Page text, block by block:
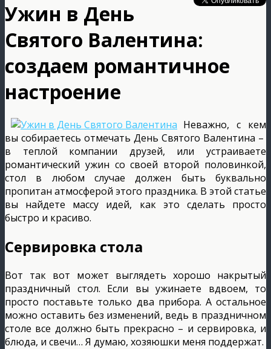
Ужин в День
Святого Валентина:
создаем романтичное
настроение
Неважно, с кем
вы собираетесь отмечать День Святого Валентина –
в теплой компании друзей, или устраиваете
романтический ужин со своей второй половинкой,
стол в любом случае должен быть буквально
пропитан атмосферой этого праздника. В этой статье
вы найдете массу идей, как это сделать просто
быстро и красиво.
Сервировка стола
Вот так вот может выглядеть хорошо накрытый
праздничный стол. Если вы ужинаете вдвоем, то
просто поставьте только два прибора. А остальное
можно оставить без изменений, ведь в праздничном
столе все должно быть прекрасно – и сервировка, и
блюда, и свечи… Я думаю, хозяюшки меня поддержат.